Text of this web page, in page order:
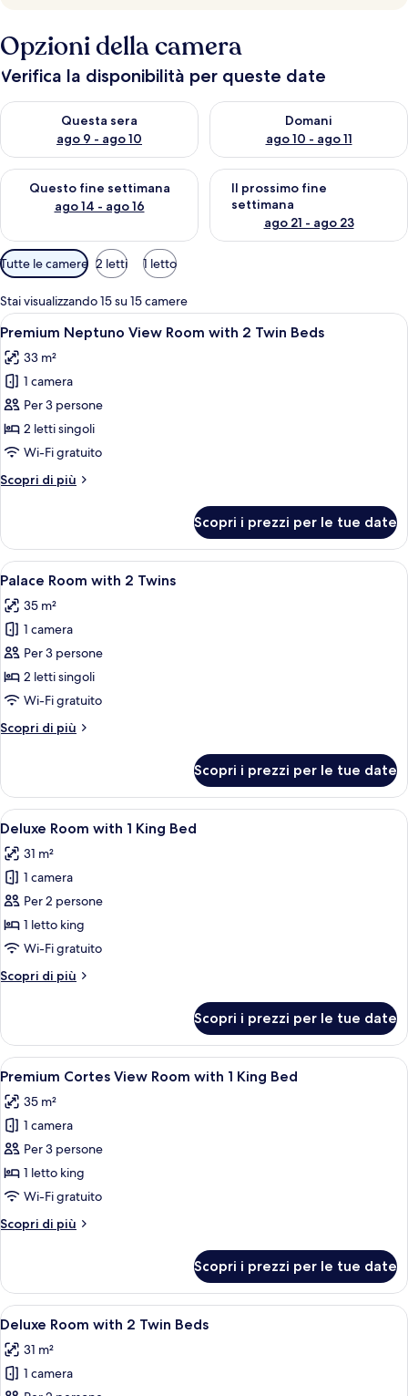
Opzioni della camera
Verifica la disponibilità per queste date
Questa sera
ago 9 - ago 10
Verifica la disponibilità per questa sera, ago 9 - ago 10
Domani
ago 10 - ago 11
Verifica la disponibilità per
Questo fine settimana
ago 14 - ago 16
Verifica la disponibilità per questo fine settimana, ago 14 -
Il prossimo fine
settimana
ago 21 - ago 23
Verifica la disponibilità per il
Filtri
disponibili
per
le
camere
Tutte le camere 2 letti 1 letto
Stai visualizzando 15 su 15 camere
Apri
tutte
le
foto
per
Premium
Neptuno
Room
Twin
Beds
Una camera d'albergo con due letti,
5
Premium Neptuno View Room with 2 Twin Beds
33 m²
1 camera
Per 3 persone
2 letti singoli
Wi-Fi gratuito
Scopri di più
Altri
Neptuno
View
Room
2
Twin
Scopri i prezzi per le tue date
Apri
tutte
le
foto
per
Palace
Room
2
Camera d'albergo con due letti, un
11
Palace Room with 2 Twins
35 m²
1 camera
Per 3 persone
2 letti singoli
Wi-Fi gratuito
Scopri di più
Altri
Room
with
2
Scopri i prezzi per le tue date
Apri
tutte
le
foto
per
Deluxe
Room
1
Un soggiorno con un divano blu,
5
Deluxe Room with 1 King Bed
31 m²
1 camera
Per 2 persone
1 letto king
Wi-Fi gratuito
Scopri di più
Altri
Room
with
1
Bed
Scopri i prezzi per le tue date
Apri
tutte
le
foto
per
Premium
Cortes
Room
King
Bed
Una camera d'albergo con un letto
5
Premium Cortes View Room with 1 King Bed
35 m²
1 camera
Per 3 persone
1 letto king
Wi-Fi gratuito
Scopri di più
Altri
Cortes
View
Room
King
Scopri i prezzi per le tue date
Apri
tutte
le
foto
Una camera d'albergo con due letti,
5
Deluxe Room with 2 Twin Beds
31 m²
1 camera